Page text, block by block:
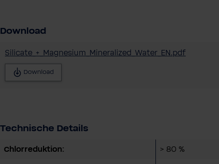
Download
Silicate_+_Magnesium_Mineralized_Water_EN.pdf
Download
Technische Details
Chlorreduktion: > 80 %